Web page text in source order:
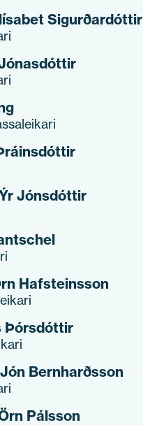
Sigurðardóttir
Jónsdóttir
Hafsteinsson
Þórsdóttir
Bernharðsson
Pálsson